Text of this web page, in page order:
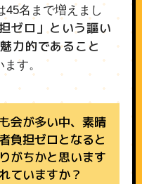
45名まで増えまし
ゼロ」という謳い
力的であること
す。
会が多い中、素晴
負担ゼロとなると
がちかと思います
ていますか？